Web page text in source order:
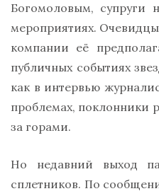
Богомоловым, супруги
мероприятиях.
компании её
публичных событиях
как в интервью
проблемах, поклонники
за горами.
Но недавний выход
сплетников. По